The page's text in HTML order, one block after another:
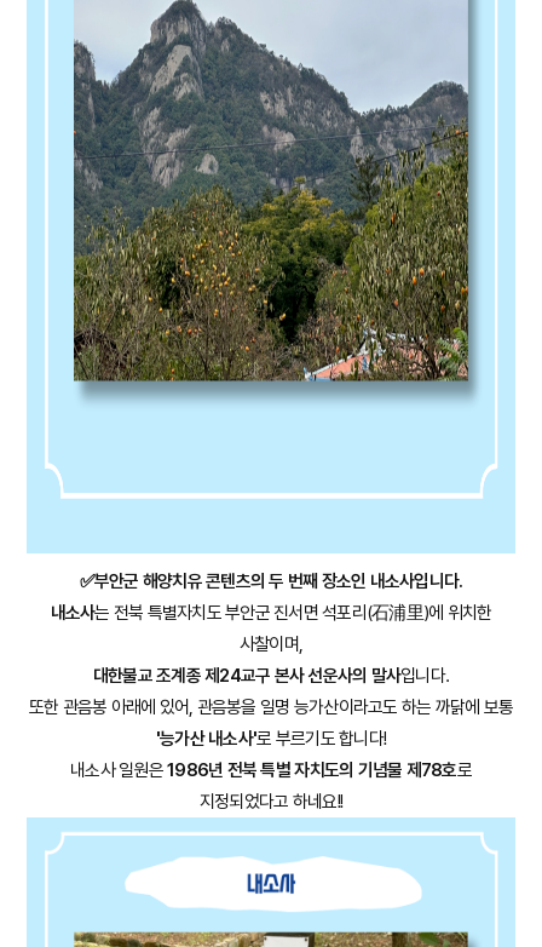
✅부안군 해양치유 콘텐츠의 두 번째 장소인 내소사입니다.
내소사는 전북 특별자치도 부안군 진서면 석포리(石浦里)에 위치한
사찰이며,
대한불교 조계종 제24교구 본사 선운사의 말사입니다.
또한 관음봉 아래에 있어, 관음봉을 일명 능가산이라고도 하는 까닭에 보통
'능가산 내소사'로 부르기도 합니다!
내소사 일원은1986년 전북 특별 자치도의 기념물 제78호로
지정되었다고 하네요!!